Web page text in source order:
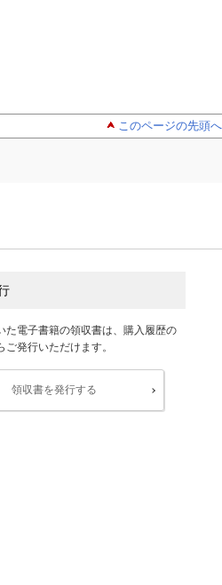
このページの先頭へ
た電子書籍の領収書は、購入履歴の
ご発行いただけます。
領収書を発行する